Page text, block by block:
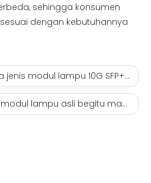
sehingga konsumen
dengan kebutuhannya
modul lampu 10G SFP+?onu pembuat epon
asli begitu mahal.bridge hgu onu Vendor